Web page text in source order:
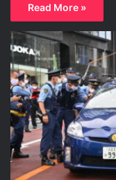
Read More »